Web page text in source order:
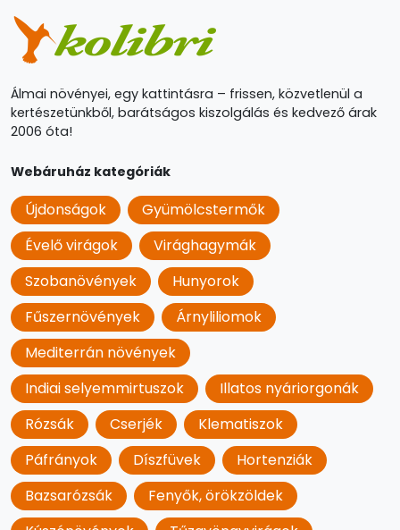
Álmai növényei, egy kattintásra – frissen, közvetlenül a
kertészetünkből, barátságos kiszolgálás és kedvező árak
2006 óta!
Webáruház kategóriák
Újdonságok
Gyümölcstermők
Évelő virágok
Virághagymák
Szobanövények
Hunyorok
Fűszernövények
Árnyliliomok
Mediterrán növények
Indiai selyemmirtuszok
Illatos nyáriorgonák
Rózsák
Cserjék
Klematiszok
Páfrányok
Díszfüvek
Hortenziák
Bazsarózsák
Fenyők, örökzöldek